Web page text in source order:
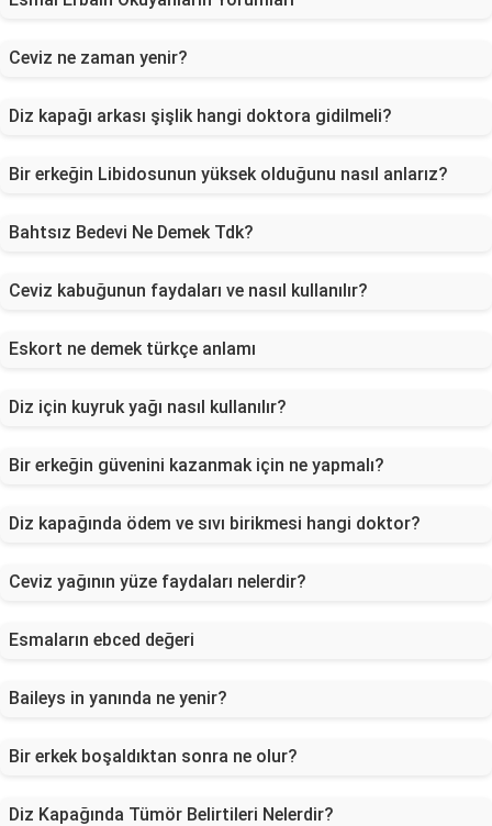
Ceviz ne zaman yenir?
Diz kapağı arkası şişlik hangi doktora gidilmeli?
Bir erkeğin Libidosunun yüksek olduğunu nasıl anlarız?
Bahtsız Bedevi Ne Demek Tdk?
Ceviz kabuğunun faydaları ve nasıl kullanılır?
Eskort ne demek türkçe anlamı
Diz için kuyruk yağı nasıl kullanılır?
Bir erkeğin güvenini kazanmak için ne yapmalı?
Diz kapağında ödem ve sıvı birikmesi hangi doktor?
Ceviz yağının yüze faydaları nelerdir?
Esmaların ebced değeri
Baileys in yanında ne yenir?
Bir erkek boşaldıktan sonra ne olur?
Diz Kapağında Tümör Belirtileri Nelerdir?